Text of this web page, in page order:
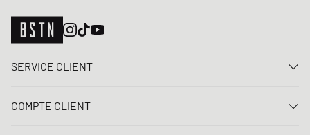
SERVICE CLIENT
FAQ
COMPTE CLIENT